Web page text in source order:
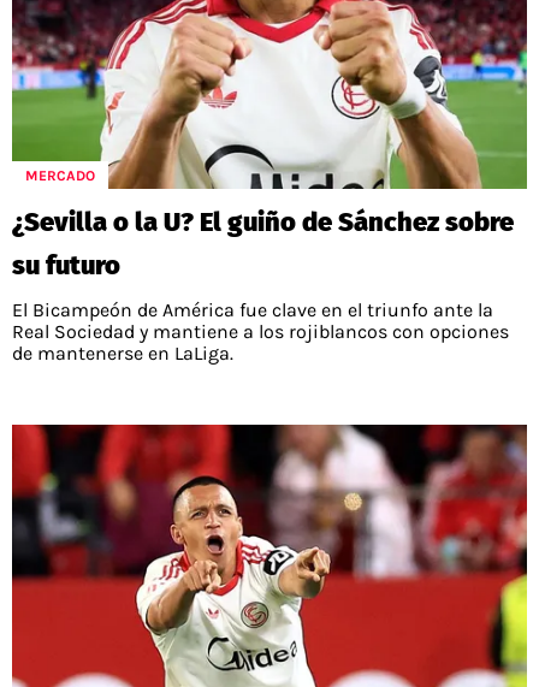
MERCADO
¿Sevilla o la U? El guiño de Sánchez sobre
su futuro
El Bicampeón de América fue clave en el triunfo ante la
Real Sociedad y mantiene a los rojiblancos con opciones
de mantenerse en LaLiga.